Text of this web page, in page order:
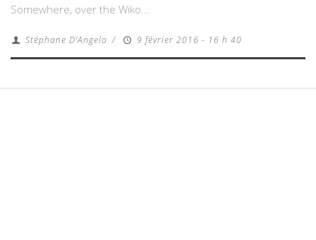
Somewhere, over the Wiko...
Stéphane D'Angelo / 9 février 2016 - 16 h 40